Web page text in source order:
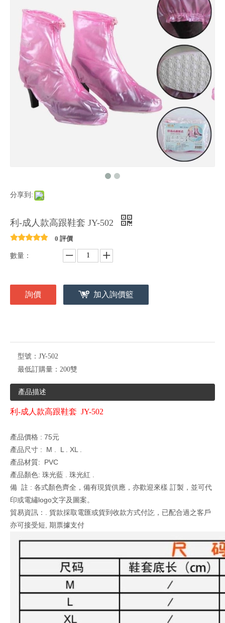
分享到:
利-成人款高跟鞋套 JY-502
0 評價
數量：
詢價 加入詢價籃
型號： JY-502
最低訂購量： 200雙
產品描述
利-成人款高跟鞋套 JY-502
產品價格 : 75元
產品尺寸 : M . L . XL .
產品材質: PVC
產品顏色: 珠光藍 . 珠光紅 .
備 註 : 各式顏色齊全，備有現貨供應，亦歡迎來樣 訂製，並可代
印或電繡logo文字及圖案。
貿易資訊：. 貨款採取電匯或貨到收款方式付訖，已配合過之客戶
亦可接受短, 期票據支付